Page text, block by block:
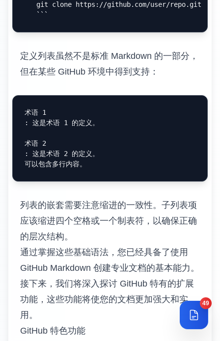
   git clone https://github.com/user/repo.git
   ```
定义列表虽然不是标准 Markdown 的一部分，
但在某些 GitHub 环境中得到支持：
术语 1
: 这是术语 1 的定义。
术语 2
: 这是术语 2 的定义。
列表的嵌套需要注意缩进的一致性。子列表项
应该缩进四个空格或一个制表符，以确保正确
的层次结构。
通过掌握这些基础语法，您已经具备了使用
GitHub Markdown 创建专业文档的基本能力。
接下来，我们将深入探讨 GitHub 特有的扩展
功能，这些功能将使您的文档更加强大和实
用。
GitHub 特色功能
49